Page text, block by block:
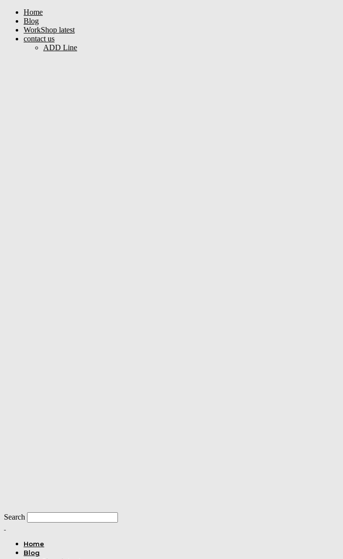
Home
Blog
WorkShop latest
contact us
ADD Line
Search
Home
Blog